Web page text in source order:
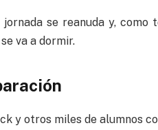
jornada se reanuda y,
va a dormir.
y otros miles de alumnos